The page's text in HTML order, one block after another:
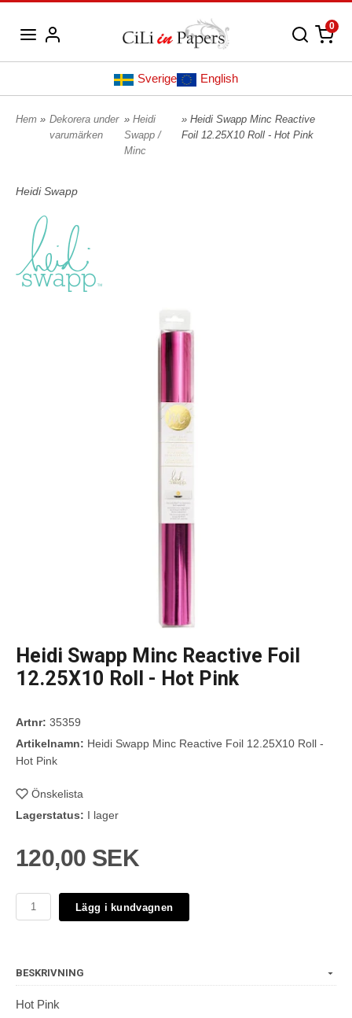
0
Sverige English
Hem » Dekorera under
varumärken
» Heidi
Swapp /
Minc
» Heidi Swapp Minc Reactive
Foil 12.25X10 Roll - Hot Pink
Heidi Swapp
Heidi Swapp Minc Reactive Foil
12.25X10 Roll - Hot Pink
Artnr: 35359
Artikelnamn: Heidi Swapp Minc Reactive Foil 12.25X10 Roll -
Hot Pink
Önskelista
Lagerstatus: I lager
120,00 SEK
Lägg i kundvagnen
BESKRIVNING
Hot Pink